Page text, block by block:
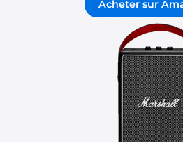
Acheter sur